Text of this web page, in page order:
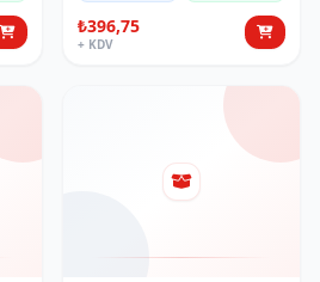
₺396,75
+ KDV